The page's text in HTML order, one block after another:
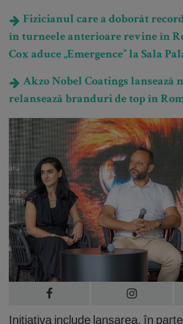
Fizicianul care a doborât
în turneele anterioare revine în
Cox aduce „Emergence” la Sala
Akzo Nobel Coatings lansează
relansează branduri de top în
Inițiativa include lansarea, în